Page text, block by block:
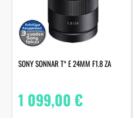
SONY SONNAR T* E 24MM F1.8 ZA
1 099,00€